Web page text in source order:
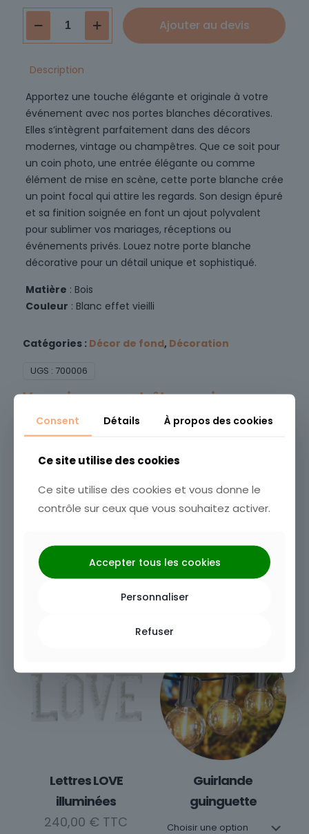
quantité
Porte
blanche
Ajouter au devis
Description
Apportez une touche élégante et originale à votre
événement avec nos portes blanches décoratives.
Elles s’intègrent parfaitement dans des décors
modernes, vintage ou champêtres. Que ce soit pour
un coin photo, une entrée élégante ou comme
élément de mise en scène, cette porte blanche crée
un point focal qui attire les regards. Son design épuré
et sa finition soignée en font un ajout polyvalent
pour sublimer vos mariages, réceptions ou
événements privés. Louez notre porte blanche
décorative pour un détail unique et sophistiqué.
Matière : Bois
Couleur : Blanc effet vieilli
Catégories : Décor de fond, Décoration
UGS : 700006
Vous aimerez peut-être aussi…
Neon Better
Néon Happy Birthday
Lettres LOVE
illuminées
240,00 €
Guirlande
guinguette
Consent Détails À propos des cookies
Ce site utilise des cookies
Ce site utilise des cookies et vous donne le
contrôle sur ceux que vous souhaitez activer.
Refuser
Personnaliser
Accepter tous les cookies